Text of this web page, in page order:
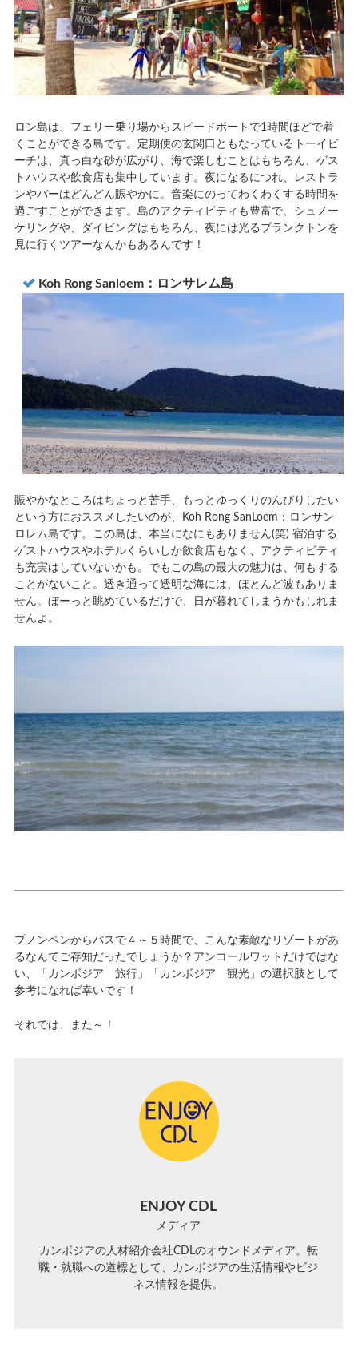
ロン島は、フェリー乗り場からスピードボートで1時間ほどで着
くことができる島です。定期便の玄関口ともなっているトーイビ
ーチは、真っ白な砂が広がり、海で楽しむことはもちろん、ゲス
トハウスや飲食店も集中しています。夜になるにつれ、レストラ
ンやバーはどんどん賑やかに。音楽にのってわくわくする時間を
過ごすことができます。島のアクティビティも豊富で、シュノー
ケリングや、ダイビングはもちろん、夜には光るプランクトンを
見に行くツアーなんかもあるんです！
Koh Rong Sanloem：ロンサレム島
賑やかなところはちょっと苦手、もっとゆっくりのんびりしたい
という方におススメしたいのが、Koh Rong SanLoem：ロンサン
ロレム島です。この島は、本当になにもありません(笑) 宿泊する
ゲストハウスやホテルくらいしか飲食店もなく、アクティビティ
も充実はしていないかも。でもこの島の最大の魅力は、何もする
ことがないこと。透き通って透明な海には、ほとんど波もありま
せん。ぼーっと眺めているだけで、日が暮れてしまうかもしれま
せんよ。
プノンペンからバスで４～５時間で、こんな素敵なリゾートがあ
るなんてご存知だったでしょうか？アンコールワットだけではな
い、「カンボジア 旅行」「カンボジア 観光」の選択肢として
参考になれば幸いです！
それでは、また～！
ENJOY CDL
メディア
カンボジアの人材紹介会社CDLのオウンドメディア。転
職・就職への道標として、カンボジアの生活情報やビジ
ネス情報を提供。